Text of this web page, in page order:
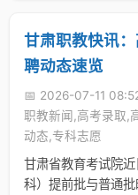
甘肃职教快讯
聘动态速览
📅 2026-07-11
职教新闻,高考录取,
动态,专科志愿
甘肃省教育考试院
科）提前批与普通